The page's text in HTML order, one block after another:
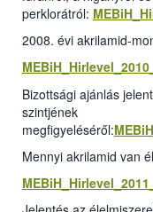
perklorátról:
2008. évi akrilamid-
Bizottsági ajánlás
szintjének
megfigyeléséről:
Mennyi akrilamid van